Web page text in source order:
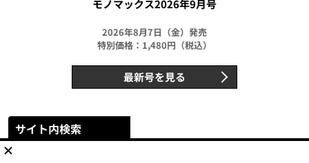
モノマックス2026年9月号
2026年8月7日（金）発売
特別価格：1,480円（税込）
最新号を見る
サイト内検索